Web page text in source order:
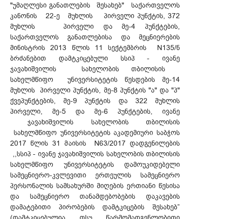
"უმაღლესი განათლების შესახებ" საქართველოს
კანონის 22-ე მუხლის პირველი პუნქტის, 372
მუხლის პირველი და მე-4 პუნქტების,
საქართველოს განათლებისა და მეცნიერების
მინისტრის 2013 წლის 11 სექტემბრის N135/ნ
ბრძანებით დამტკიცებული სსიპ - ივანე
ჯავახიშვილის სახელობის თბილისის
სახელმწიფო უნივერსიტეტის წესდების მე-14
მუხლის პირველი პუნქტის, მე-8 პუნქტის "ა" და "პ"
ქვეპუნქტების, მე-9 პუნქტის და 322 მუხლის
პირველი, მე-5 და მე-6 პუნქტების, ივანე
ჯავახიშვილის სახელობის თბილისის
სახელმწიფო უნივერსიტეტის აკადემიური საბჭოს
2017 წლის 31 მაისის N63/2017 დადგენილების
,,სსიპ - ივანე ჯავახიშვილის სახელობის თბილისის
სახელმწიფო უნივერსიტეტის დამოუკიდებელი
სამეცნიერო-კვლევითი ერთეულის სამეცნიერო
პერსონალის სამსახურში მიღების ერთიანი წესისა
და სამეცნიერო თანამდებობების დაკავების
დამატებითი პირობების დამტკიცების შესახებ”